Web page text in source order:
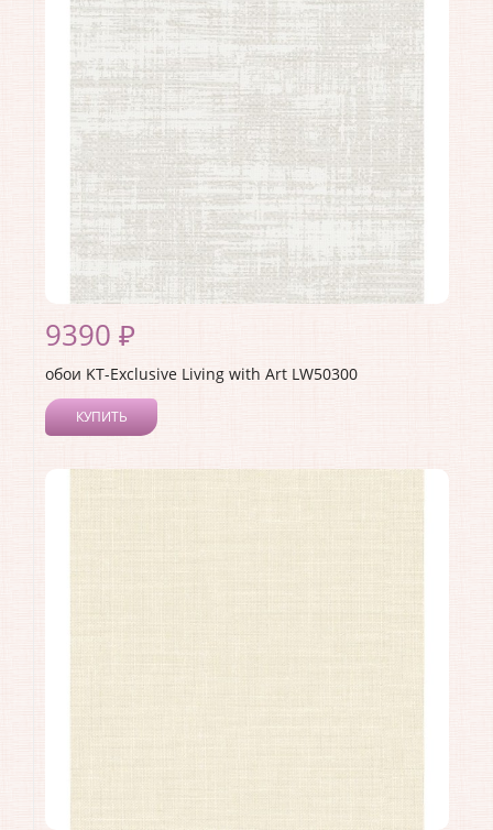
Материал покрытия:Акриловое
Страна:
США
Материал основы: Бумага
Раппорт: <>
9390 ₽
обои KT-Exclusive Living with Art LW50300
КУПИТЬ
Коллекция:Living with Art
Раппорт: